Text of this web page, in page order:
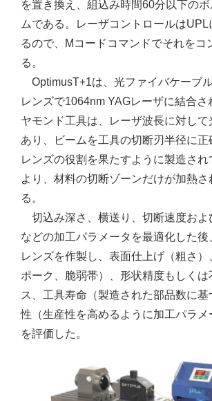
を置き換え、組込み時間60分以下の
ムである。レーザコントロールは
るので、Mコードコマンドでそれをコ
る。
OptimusT+1は、光ファイバケーブ
レンズで1064nm YAGレーザに結合さ
ヤモンド工具は、レーザ波長に対し
あり、ビームを工具の切断刃半径に正
レンズの役割を果たすように製造され
より、材料の切断ゾーンだけが加熱
る。
切込み深さ、横送り、切断速度およ
などの加工パラメータを最適化した
レンズを作製し、表面仕上げ（粗さ）
ポーク、脆弱帯）、形状精度もしくは
ス、工具寿命（製造された部品数に
性（生産性を高めるように加工パラメ
を評価した。